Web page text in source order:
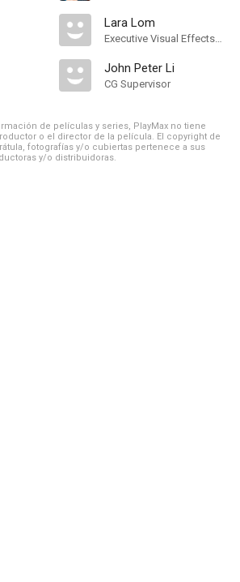
Lara Lom
Executive Visual Effects Producer
John Peter Li
CG Supervisor
de películas y series, PlayMax no tiene
o el director de la película. El copyright de
fotografías y/o cubiertas pertenece a sus
y/o distribuidoras.